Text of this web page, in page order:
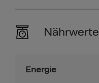
Nährwerte
Energie